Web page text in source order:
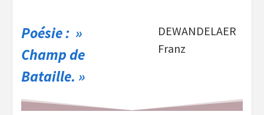
Poésie : »
Champ de
Bataille. »
DEWANDELAER
Franz